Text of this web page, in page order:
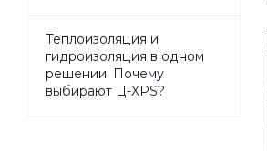
Теплоизоляция и
гидроизоляция в одном
решении: Почему
выбирают Ц-XPS?